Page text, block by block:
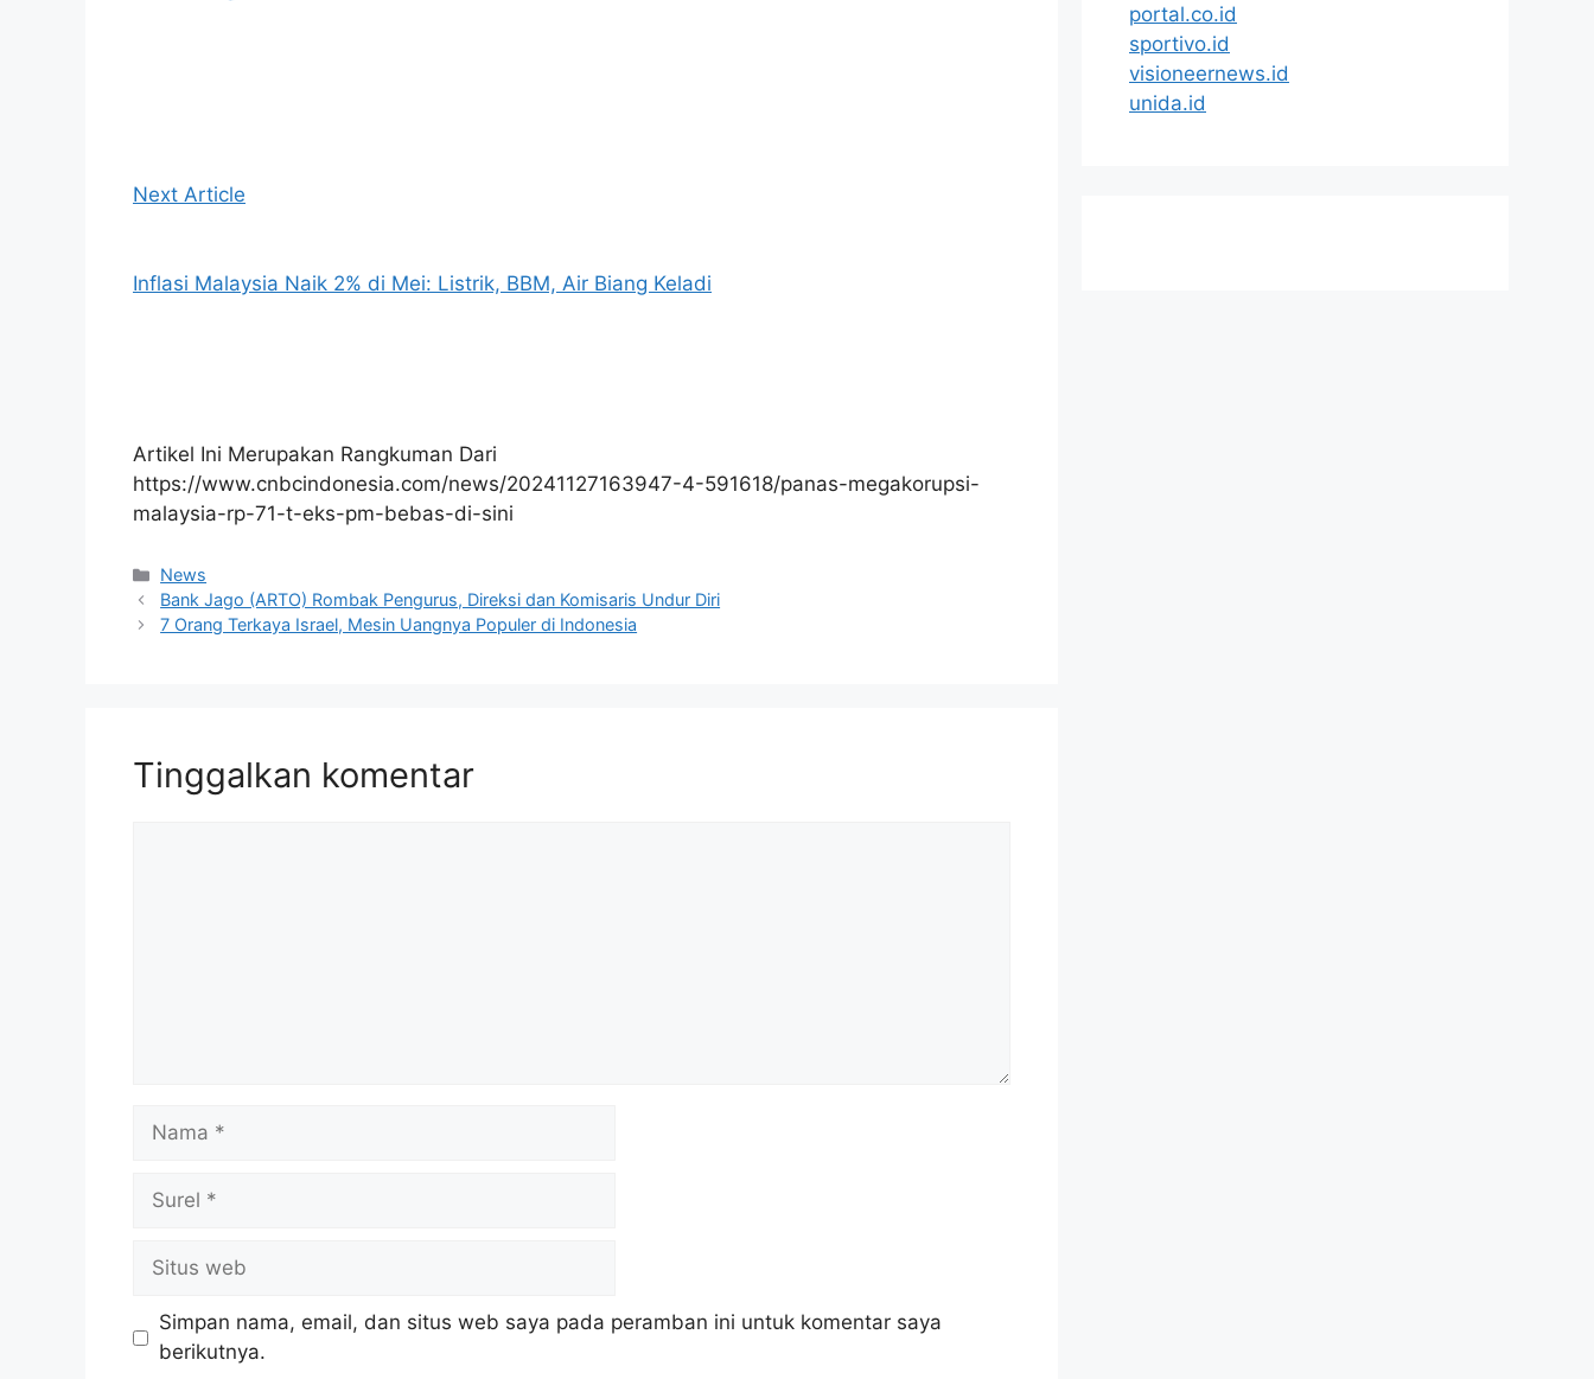
Next Article
Inflasi Malaysia Naik 2% di Mei: Listrik, BBM, Air Biang Keladi
Artikel Ini Merupakan Rangkuman Dari
https://www.cnbcindonesia.com/news/20241127163947-4-591618/panas-megakorupsi-
malaysia-rp-71-t-eks-pm-bebas-di-sini
Kategori
News
Bank Jago (ARTO) Rombak Pengurus, Direksi dan Komisaris Undur Diri
7 Orang Terkaya Israel, Mesin Uangnya Populer di Indonesia
Tinggalkan komentar
Nama
Surel
Situs
web
Simpan nama, email, dan situs web saya pada peramban ini untuk komentar saya
berikutnya.
portal.co.id
sportivo.id
visioneernews.id
unida.id